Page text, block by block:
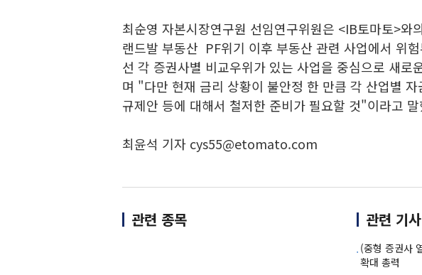
최순영 자본시장연구원 선임연구위원은 <IB토마토>
랜드발 부동산 PF위기 이후 부동산 관련 사업에서 위
선 각 증권사별 비교우위가 있는 사업을 중심으로 새로
며 "다만 현재 금리 상황이 불안정 한 만큼 각 산업별
규제안 등에 대해서 철저한 준비가 필요할 것"이라고
최윤석 기자 cys55@etomato.com
관련 종목 관련 기사
(중형 증권사
확대 총력